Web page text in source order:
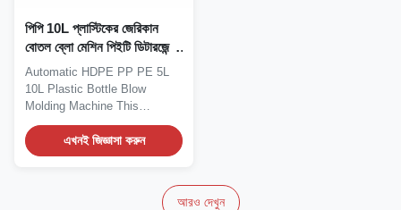
পিপি 10L প্লাস্টিকের জেরিকান
বোতল ব্লো মেশিন পিইটি ডিটারজেন্ট
বোতল এক্সট্রুশন বড়
Automatic HDPE PP PE 5L
10L Plastic Bottle Blow
Molding Machine This
advanced PET detergent...
এখনই জিজ্ঞাসা করুন
আরও দেখুন